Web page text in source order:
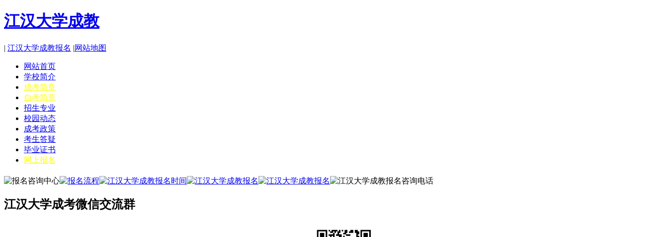
江汉大学成教
| 江汉大学成教报名 |网站地图
网站首页
学校简介
成考简章
自考简章
招生专业
校园动态
成考政策
考生答疑
毕业证书
网上报名
江汉大学成考微信交流群